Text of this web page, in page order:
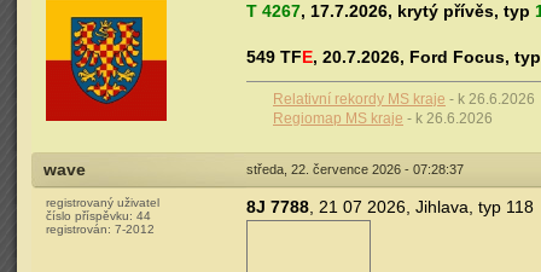
T 4267, 17.7.2026, krytý přívěs, typ
549 TFE, 20.7.2026, Ford Focus,
Relativní rekordy MS kraje - k 26.6.2026
Regiomap MS kraje - k 26.6.2026
wave středa, 22. července 2026 - 07:28:37
registrovaný uživatel
číslo příspěvku: 44
registrován: 7-2012
8J 7788 , 21 07 2026, Jihlava, typ 118